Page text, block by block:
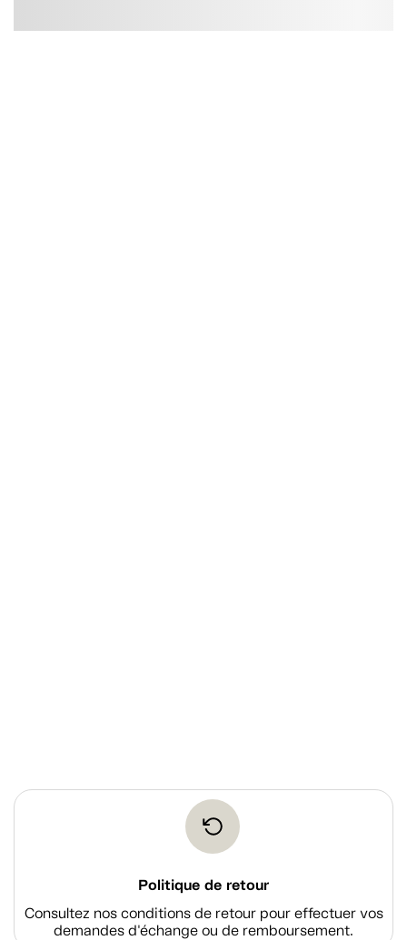
Politique de retour
Consultez nos conditions de retour pour effectuer vos
demandes d'échange ou de remboursement.